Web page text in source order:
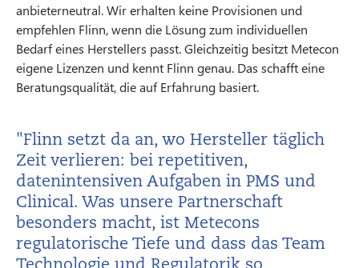
anbieterneutral. Wir erhalten keine Provisionen und
empfehlen Flinn, wenn die Lösung zum individuellen
Bedarf eines Herstellers passt. Gleichzeitig besitzt Metecon
eigene Lizenzen und kennt Flinn genau. Das schafft eine
Beratungsqualität, die auf Erfahrung basiert.
"Flinn setzt da an, wo Hersteller täglich
Zeit verlieren: bei repetitiven,
datenintensiven Aufgaben in PMS und
Clinical. Was unsere Partnerschaft
besonders macht, ist Metecons
regulatorische Tiefe und dass das Team